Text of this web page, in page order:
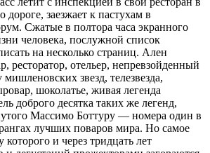
дороге, заезжает к пастухам в
Сжатые в полтора часа экранного
человека, послужной список
на несколько страниц. Ален
отельер, непревзойденный
звезд, телезвезда,
шоколатье, живая легенда
доброго десятка таких же легенд,
Массимо Боттуру — номера один в
лучших поваров мира. Но самое
и через тридцать лет